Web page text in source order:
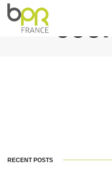
RECENT POSTS